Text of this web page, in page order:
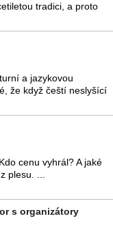
tradici, a proto
a jazykovou
že když čeští neslyšící
cenu vyhrál? A jaké
plesu. ...
s organizátory